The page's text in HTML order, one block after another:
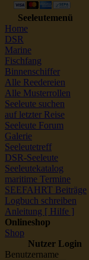
Seeleutemenü
Home
DSR
Marine
Fischfang
Binnenschiffer
Alle Reedereien
Alle Musterrollen
Seeleute suchen
auf letzter Reise
Seeleute Forum
Galerie
Seeleutetreff
DSR-Seeleute
Seeleutekatalog
maritime Termine
SEEFAHRT Beiträge
Logbuch schreiben
Anleitung [ Hilfe ]
Onlineshop
Shop
Nutzer Login
Benutzername